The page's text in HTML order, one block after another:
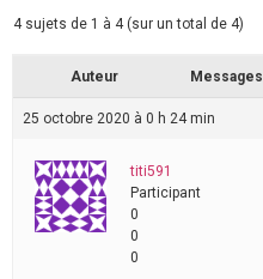
4 sujets de 1 à 4 (sur un total de 4)
Auteur Messages
25 octobre 2020 à 0 h 24 min
titi591
Participant
0
0
0